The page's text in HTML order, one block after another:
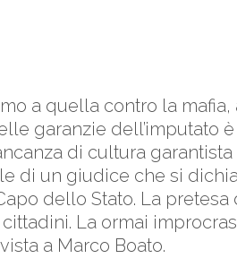
a quella contro la
garanzie dell’imputato
di cultura
di un giudice che si
dello Stato. La
La ormai
a Marco Boato.